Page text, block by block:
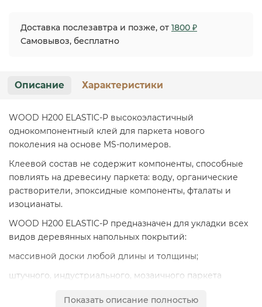
Доставка послезавтра и позже, от 1800 ₽
Самовывоз, бесплатно
Описание Характеристики
WOOD H200 ELASTIC-P высокоэластичный
однокомпонентный клей для паркета нового
поколения на основе MS-полимеров.
Клеевой состав не содержит компоненты, способные
повлиять на древесину паркета: воду, органические
растворители, эпоксидные компоненты, фталаты и
изоцианаты.
WOOD H200 ELASTIC-P предназначен для укладки всех
видов деревянных напольных покрытий:
массивной доски любой длины и толщины;
штучного, индустриального, мозаичного паркета
Показать описание полностью